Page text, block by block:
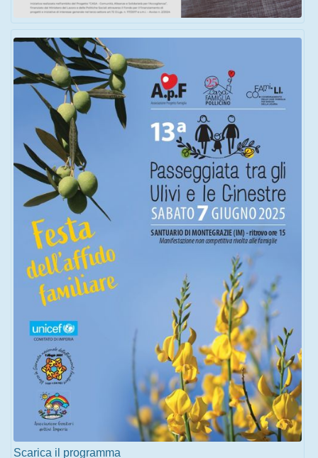
Scarica il programma